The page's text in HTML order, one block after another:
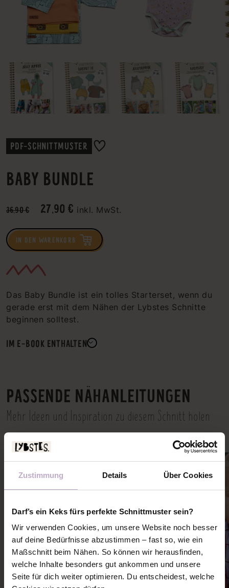
Zustimmung Details Über Cookies
Darf’s ein Keks fürs perfekte Schnittmuster sein?
Wir verwenden Cookies, um unsere Website noch besser
auf deine Bedürfnisse abzustimmen – fast so, wie ein
Maßschnitt beim Nähen. So können wir herausfinden,
welche Inhalte besonders gut ankommen und unsere
Seite für dich weiter optimieren. Du entscheidest, welche
PDF-SCHNITTMUSTER
BABY BUNDLE
36,90 € 27,90 € inkl. MwSt.
IN DEN WARENKORB
Das Baby Bundle ist ein tolles Starterset, wenn du
gerade erst mit dem Nähen der Lybstes Schnitte
beginnen solltest.
IM E-BOOK ENTHALTEN
PASSENDE NÄHANLEITUNGEN
Mehr Ideen und Inspiration zu diesem Schnitt holen